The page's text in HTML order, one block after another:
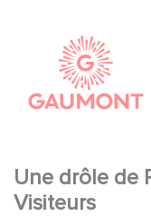
Une drôle de
Visiteurs